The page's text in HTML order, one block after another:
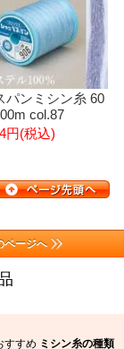
パンミシン糸 60
col.87
円(税込)
ページへ
すすめ ミシン糸の種類